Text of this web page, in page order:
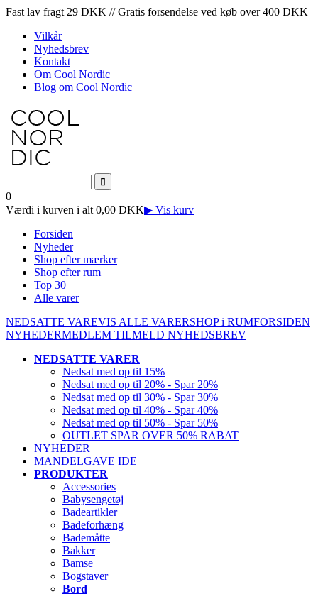
Fast lav fragt 29 DKK // Gratis forsendelse ved køb over 400 DKK
Vilkår
Nyhedsbrev
Kontakt
Om Cool Nordic
Blog om Cool Nordic
0
Værdi i kurven i alt 0,00 DKK▶ Vis kurv
Forsiden
Nyheder
Shop efter mærker
Shop efter rum
Top 30
Alle varer
NEDSATTE VAREVIS ALLE VARERSHOP i RUMFORSIDEN
NYHEDERMEDLEM TILMELD NYHEDSBREV
NEDSATTE VARER
Nedsat med op til 15%
Nedsat med op til 20% - Spar 20%
Nedsat med op til 30% - Spar 30%
Nedsat med op til 40% - Spar 40%
Nedsat med op til 50% - Spar 50%
OUTLET SPAR OVER 50% RABAT
NYHEDER
MANDELGAVE IDE
PRODUKTER
Accessories
Babysengetøj
Badeartikler
Badeforhæng
Bademåtte
Bakker
Bamse
Bogstaver
Bord